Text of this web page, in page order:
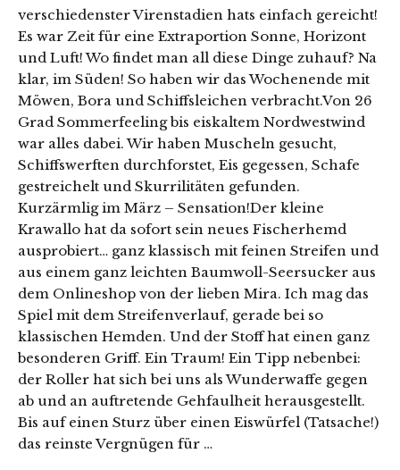
verschiedenster Virenstadien hats einfach gereicht!
Es war Zeit für eine Extraportion Sonne, Horizont
und Luft! Wo findet man all diese Dinge zuhauf? Na
klar, im Süden! So haben wir das Wochenende mit
Möwen, Bora und Schiffsleichen verbracht.Von 26
Grad Sommerfeeling bis eiskaltem Nordwestwind
war alles dabei. Wir haben Muscheln gesucht,
Schiffswerften durchforstet, Eis gegessen, Schafe
gestreichelt und Skurrilitäten gefunden.
Kurzärmlig im März – Sensation!Der kleine
Krawallo hat da sofort sein neues Fischerhemd
ausprobiert… ganz klassisch mit feinen Streifen und
aus einem ganz leichten Baumwoll-Seersucker aus
dem Onlineshop von der lieben Mira. Ich mag das
Spiel mit dem Streifenverlauf, gerade bei so
klassischen Hemden. Und der Stoff hat einen ganz
besonderen Griff. Ein Traum! Ein Tipp nebenbei:
der Roller hat sich bei uns als Wunderwaffe gegen
ab und an auftretende Gehfaulheit herausgestellt.
Bis auf einen Sturz über einen Eiswürfel (Tatsache!)
das reinste Vergnügen für …